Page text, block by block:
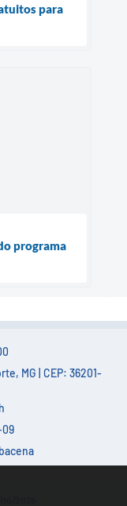
para
programa
MG | CEP: 36201-
09